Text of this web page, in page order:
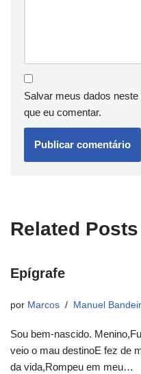
Salvar meus dados
que eu comentar.
Related Posts
Epígrafe
por Marcos Manuel
Sou bem-nascido.
veio o mau destinoE fez de
da vida,Rompeu em meu…